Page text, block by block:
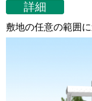
詳細
敷地の任意の範囲